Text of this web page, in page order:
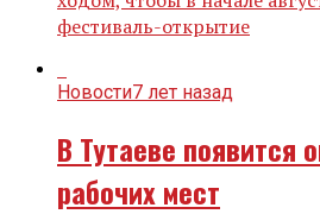
фестиваль-открытие
Новости7 лет назад
В Тутаеве появится
рабочих мест